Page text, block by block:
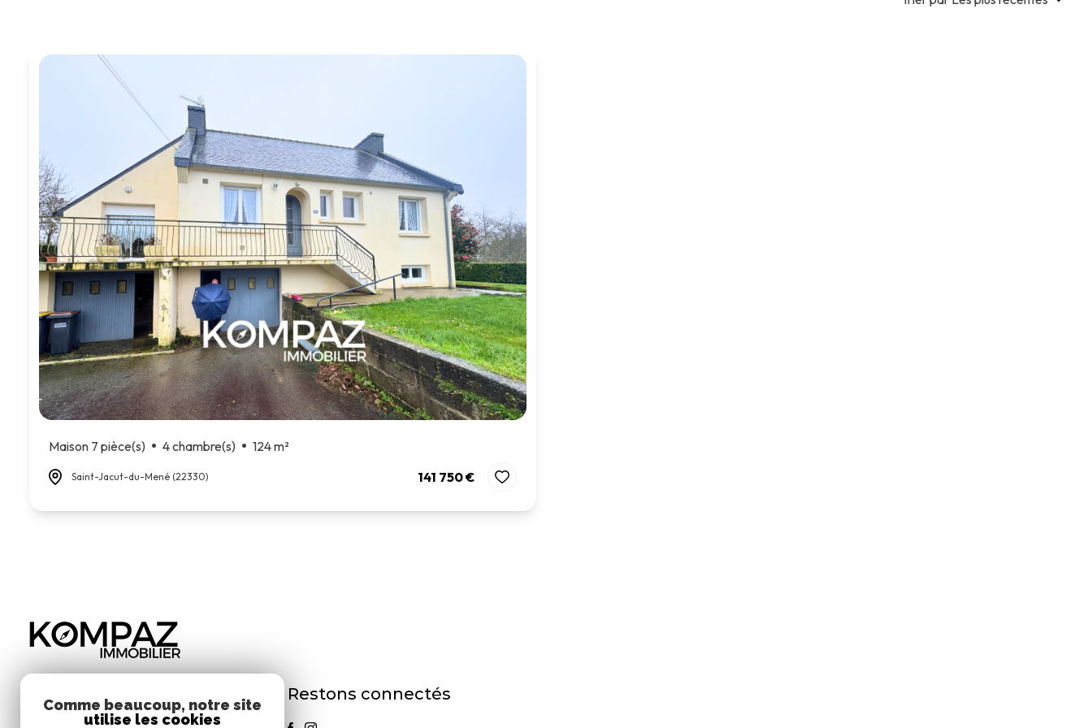
Maison 7 pièce(s) 4 chambre(s) 124 m²
Saint-Jacut-du-Mené (22330) 141 750 €
KOMPAZ IMMOBILIER Restons connectés
Comme beaucoup, notre site
utilise les cookies